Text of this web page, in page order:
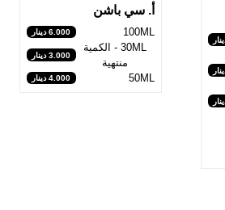
أ. سي باشن
100ML 6.000 دينار
30ML - الكمية
منتهية
3.000 دينار
50ML 4.000 دينار